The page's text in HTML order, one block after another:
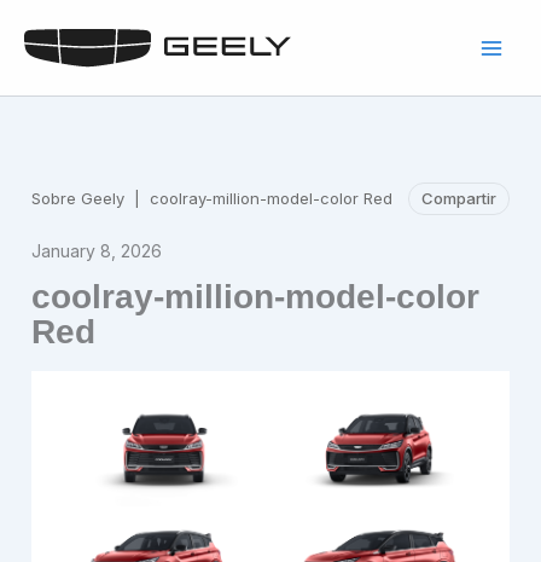
content
Sobre Geely| coolray-million-model-color Red Compartir
January 8, 2026
coolray-million-model-color
Red